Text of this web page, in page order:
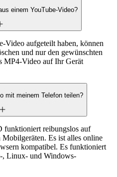
einem YouTube-Video?
Video aufgeteilt haben, können
und nur den gewünschten
MP4-Video auf Ihr Gerät
mit meinem Telefon teilen?
funktioniert reibungslos auf
Es ist alles online
kompatibel. Es funktioniert
, Linux- und Windows-